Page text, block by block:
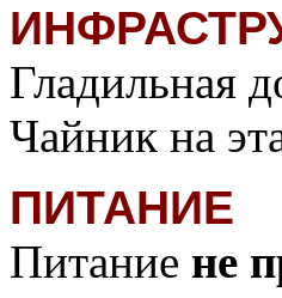
Гладильная
Чайник на
ПИТАНИЕ
Питание не